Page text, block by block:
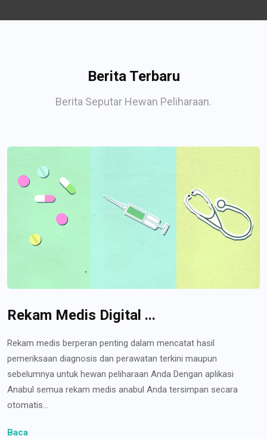
Berita Terbaru
Berita Seputar Hewan Peliharaan.
Rekam Medis Digital ...
Rekam medis berperan penting dalam mencatat hasil
pemeriksaan diagnosis dan perawatan terkini maupun
sebelumnya untuk hewan peliharaan Anda Dengan aplikasi
Anabul semua rekam medis anabul Anda tersimpan secara
otomatis...
Baca